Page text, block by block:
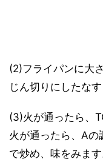
(2)フライパンに大
じん切りにしたなす
(3)火が通ったら、
火が通ったら、Aの
で炒め、味をみます